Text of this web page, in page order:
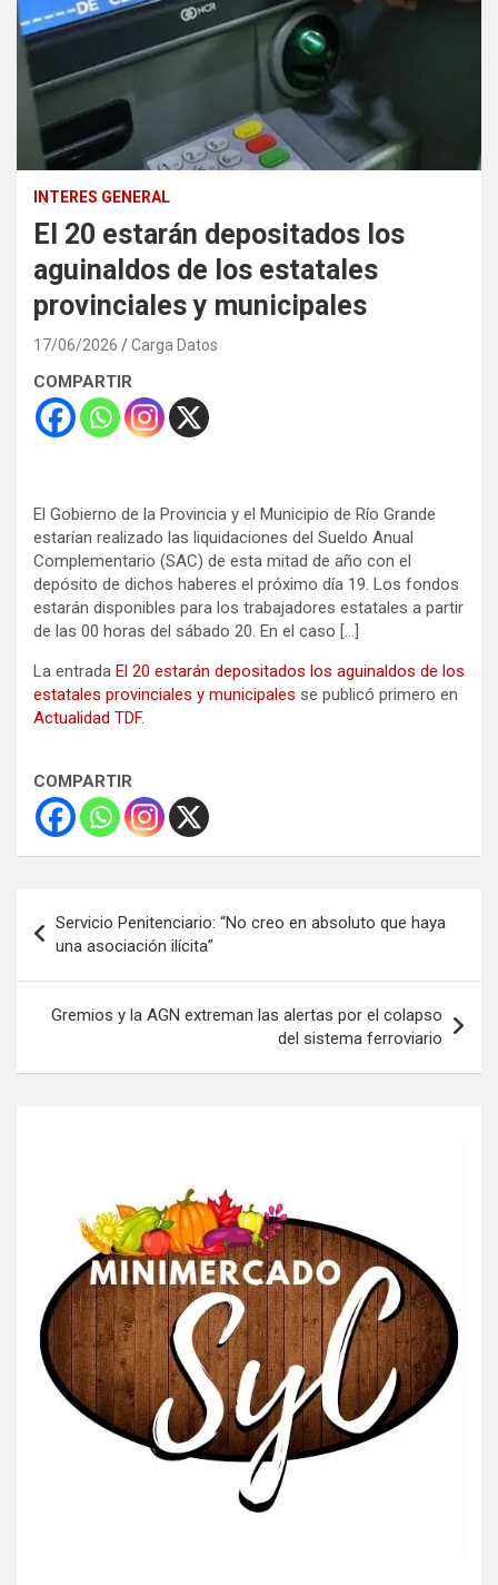
INTERES GENERAL
El 20 estarán depositados los
aguinaldos de los estatales
provinciales y municipales
17/06/2026 Carga Datos
COMPARTIR
El Gobierno de la Provincia y el Municipio de Río Grande
estarían realizado las liquidaciones del Sueldo Anual
Complementario (SAC) de esta mitad de año con el
depósito de dichos haberes el próximo día 19. Los fondos
estarán disponibles para los trabajadores estatales a partir
de las 00 horas del sábado 20. En el caso […]
La entrada El 20 estarán depositados los aguinaldos de los
estatales provinciales y municipales se publicó primero en
Actualidad TDF.
COMPARTIR
de
entradas
Servicio Penitenciario: “No creo en absoluto que haya
una asociación ilícita”
Gremios y la AGN extreman las alertas por el colapso
del sistema ferroviario